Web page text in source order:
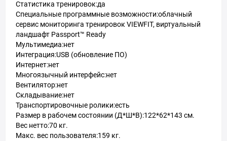
Статистика тренировок:да
Специальные программные возможности:облачный
сервис мониторинга тренировок VIEWFIT, виртуальный
ландшафт Passport™ Ready
Мультимедиа:нет
Интеграция:USB (обновление ПО)
Интернет:нет
Многоязычный интерфейс:нет
Вентилятор:нет
Складывание:нет
Транспортировочные ролики:есть
Размер в рабочем состоянии (Д*Ш*В):122*62*143 см.
Вес нетто:70 кг.
Макс. вес пользователя:159 кг.